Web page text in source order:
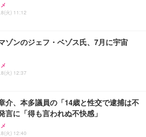
火) 11:12
ゾンのジェフ・ベゾス氏、7月に宇宙
火) 12:37
介、本多議員の「14歳と性交で逮捕は不
言に「得も言われぬ不快感」
火) 12:40